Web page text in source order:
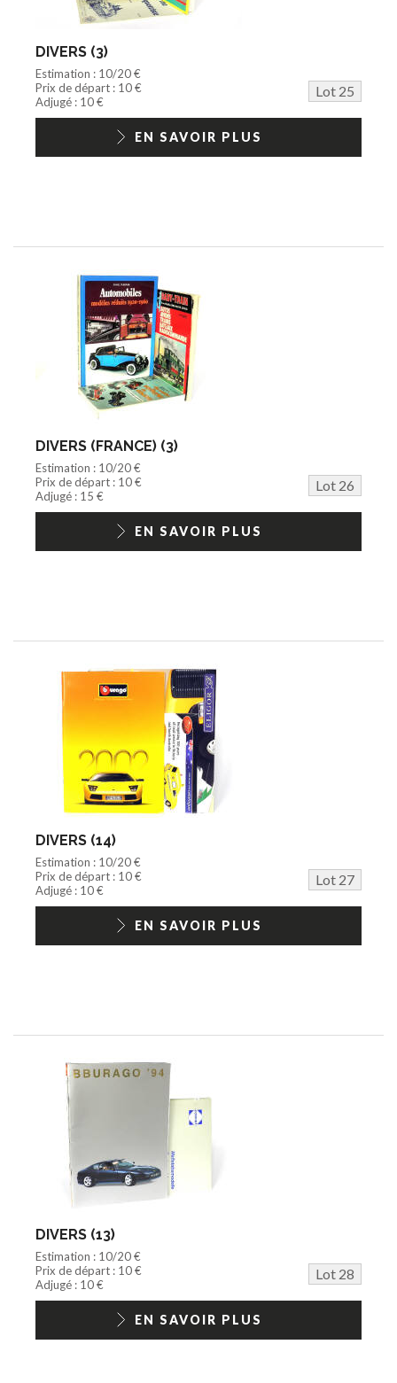
DIVERS (3)
Estimation : 10/20 €
Prix de départ : 10 €
Lot 25
Adjugé : 10 €
EN SAVOIR PLUS
DIVERS (FRANCE) (3)
Estimation : 10/20 €
Prix de départ : 10 €
Lot 26
Adjugé : 15 €
EN SAVOIR PLUS
DIVERS (14)
Estimation : 10/20 €
Prix de départ : 10 €
Lot 27
Adjugé : 10 €
EN SAVOIR PLUS
DIVERS (13)
Estimation : 10/20 €
Prix de départ : 10 €
Lot 28
Adjugé : 10 €
EN SAVOIR PLUS